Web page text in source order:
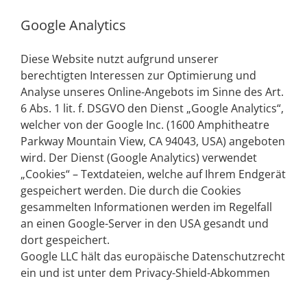
Google Analytics
Diese Website nutzt aufgrund unserer
berechtigten Interessen zur Optimierung und
Analyse unseres Online-Angebots im Sinne des Art.
6 Abs. 1 lit. f. DSGVO den Dienst „Google Analytics“,
welcher von der Google Inc. (1600 Amphitheatre
Parkway Mountain View, CA 94043, USA) angeboten
wird. Der Dienst (Google Analytics) verwendet
„Cookies“ – Textdateien, welche auf Ihrem Endgerät
gespeichert werden. Die durch die Cookies
gesammelten Informationen werden im Regelfall
an einen Google-Server in den USA gesandt und
dort gespeichert.
Google LLC hält das europäische Datenschutzrecht
ein und ist unter dem Privacy-Shield-Abkommen